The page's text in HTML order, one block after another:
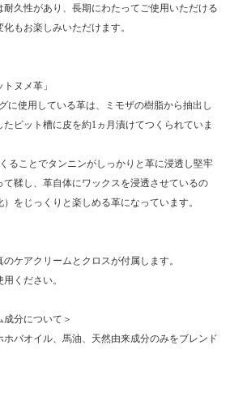
久性があり、長期にわたってご使用いただける
もお楽しみいただけます。
ヌメ革」
に使用している革は、ミモザの樹脂から抽出し
ピット槽に皮を約1ヵ月漬けてつくられていま
ることでタンニンがしっかりと革に浸透し堅牢
鞣し、革自体にワックスを浸透させているの
をじっくりと楽しめる革になっています。
ケアクリームとクロスが付属します。
ください。
成分について＞
バオイル、馬油、天然由来成分のみをブレンド